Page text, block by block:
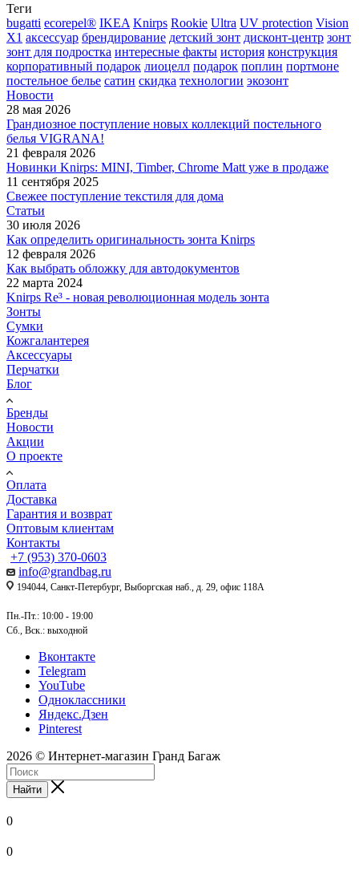
Теги
bugatti ecorepel® IKEA Knirps Rookie Ultra UV protection Vision
X1 аксессуар брендирование детский зонт дисконт-центр зонт
зонт для подростка интересные факты история конструкция
корпоративный подарок лиоцелл подарок поплин портмоне
постельное белье сатин скидка технологии экозонт
Новости
28 мая 2026
Грандиозное поступление новых коллекций постельного
белья VIGRANA!
21 февраля 2026
Новинки Knirps: MINI, Timber, Chrome Matt уже в продаже
11 сентября 2025
Свежее поступление текстиля для дома
Статьи
30 июля 2026
Как определить оригинальность зонта Knirps
12 февраля 2026
Как выбрать обложку для автодокументов
22 марта 2024
Knirps Re³ - новая революционная модель зонта
Зонты
Сумки
Кожгалантерея
Аксессуары
Перчатки
Блог
Бренды
Новости
Акции
О проекте
Оплата
Доставка
Гарантия и возврат
Оптовым клиентам
Контакты
+7 (953) 370-0603
info@grandbag.ru
194044, Санкт-Петербург, Выборгская наб., д. 29, офис 118А
Пн.-Пт.: 10:00 - 19:00
Сб., Вск.: выходной
Вконтакте
Telegram
YouTube
Одноклассники
Яндекс.Дзен
Pinterest
2026 © Интернет-магазин Гранд Багаж
Найти
0
0